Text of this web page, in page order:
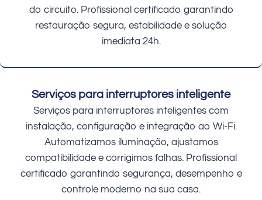
do circuito. Profissional certificado garantindo
restauração segura, estabilidade e solução
imediata 24h.
Serviços para interruptores inteligente
Serviços para interruptores inteligentes com
instalação, configuração e integração ao Wi-Fi.
Automatizamos iluminação, ajustamos
compatibilidade e corrigimos falhas. Profissional
certificado garantindo segurança, desempenho e
controle moderno na sua casa.